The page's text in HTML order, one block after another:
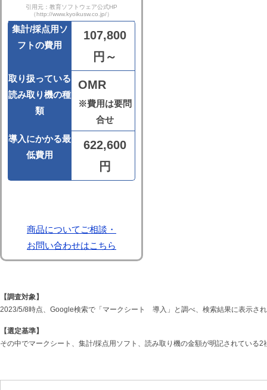
引用元：教育ソフトウェア公式HP
（http://www.kyoikusw.co.jp/）
集計/採点用ソ
フトの費用
107,800
円～
取り扱っている
読み取り機の種
類
OMR
※費用は要問
合せ
導入にかかる最
低費用
622,600
円
商品についてご相談・
お問い合わせはこちら
【調査対象】
2023/5/8時点、Google検索で「マークシート 導入」と調べ、検索結果に表示さ
【選定基準】
その中でマークシート、集計/採点用ソフト、読み取り機の金額が明記されている2